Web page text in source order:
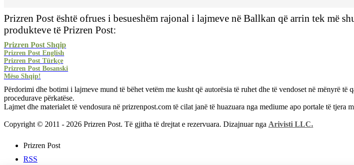
Prizren Post është ofrues i besueshëm rajonal i lajmeve në Ballkan që arrin tek më
produkteve të Prizren Post:
Prizren Post Shqip
Prizren Post English
Prizren Post Türkçe
Prizren Post Bosanski
Mëso Shqip!
Përdorimi dhe botimi i lajmeve mund të bëhet vetëm me kusht që autorësia të ruhet dhe të vendoset në mënyrë
procedurave përkatëse.
Lajmet dhe materialet të vendosura në prizrenpost.com të cilat janë të huazuara nga mediume apo portale të tjera
Copyright © 2011 - 2026 Prizren Post. Të gjitha të drejtat e rezervuara. Dizajnuar nga Arivisti LLC.
Prizren Post
RSS